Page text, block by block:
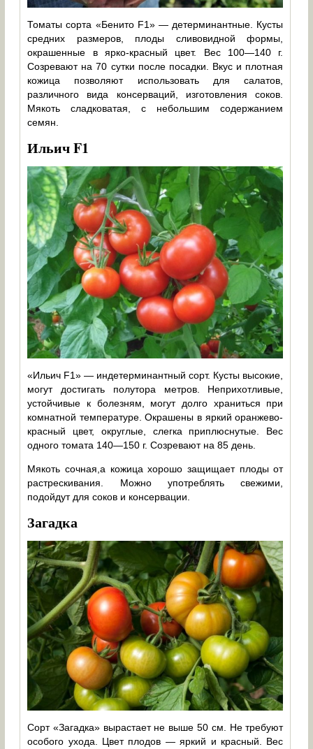
Томаты сорта «Бенито F1» — детерминантные. Кусты
средних размеров, плоды сливовидной формы,
окрашенные в ярко-красный цвет. Вес 100—140 г.
Созревают на 70 сутки после посадки. Вкус и плотная
кожица позволяют использовать для салатов,
различного вида консерваций, изготовления соков.
Мякоть сладковатая, с небольшим содержанием
семян.
Ильич F1
«Ильич F1» — индетерминантный сорт. Кусты высокие,
могут достигать полутора метров. Неприхотливые,
устойчивые к болезням, могут долго храниться при
комнатной температуре. Окрашены в яркий оранжево-
красный цвет, округлые, слегка приплюснутые. Вес
одного томата 140—150 г. Созревают на 85 день.
Мякоть сочная,а кожица хорошо защищает плоды от
растрескивания. Можно употреблять свежими,
подойдут для соков и консервации.
Загадка
Сорт «Загадка» вырастает не выше 50 см. Не требуют
особого ухода. Цвет плодов — яркий и красный. Вес